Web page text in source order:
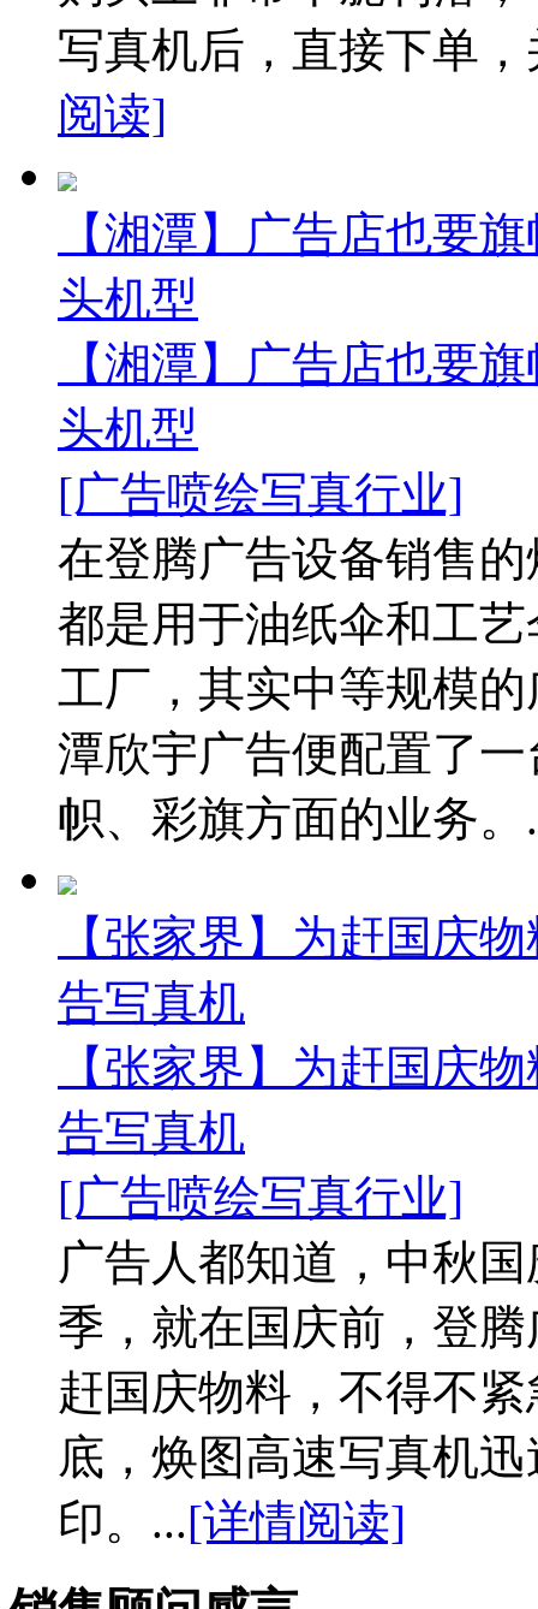
写真机后，直接下单
阅读]
【湘潭】广告店也要
头机型
【湘潭】广告店也要
头机型
[广告喷绘写真行业]
在登腾广告设备销售
都是用于油纸伞和工
工厂，其实中等规模
潭欣宇广告便配置了
帜、彩旗方面的业务。
【张家界】为赶国庆
告写真机
【张家界】为赶国庆
告写真机
[广告喷绘写真行业]
广告人都知道，中秋
季，就在国庆前，登
赶国庆物料，不得不
底，焕图高速写真机
印。...[详情阅读]